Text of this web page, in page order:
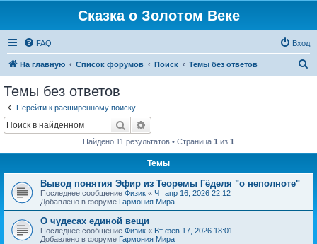
Сказка о Золотом Веке
FAQ Вход
На главную Список форумов Поиск Темы без ответов
Темы без ответов
Перейти к расширенному поиску
Поиск
Найдено 11 результатов • Страница 1 из 1
Темы
Вывод понятия Эфир из Теоремы Гёделя "о неполноте"
Последнее сообщение Физик « Чт апр 16, 2026 22:12
Добавлено в форуме Гармония Мира
О чудесах единой вещи
Последнее сообщение Физик « Вт фев 17, 2026 18:01
Добавлено в форуме Гармония Мира